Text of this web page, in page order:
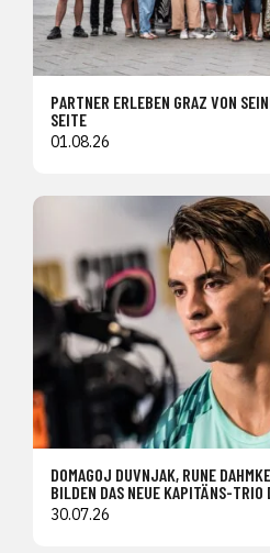
PARTNER ERLEBEN GRAZ VON
SEITE
01.08.26
DOMAGOJ DUVNJAK, RUNE
BILDEN DAS NEUE KAPITÄNS-TRIO
30.07.26